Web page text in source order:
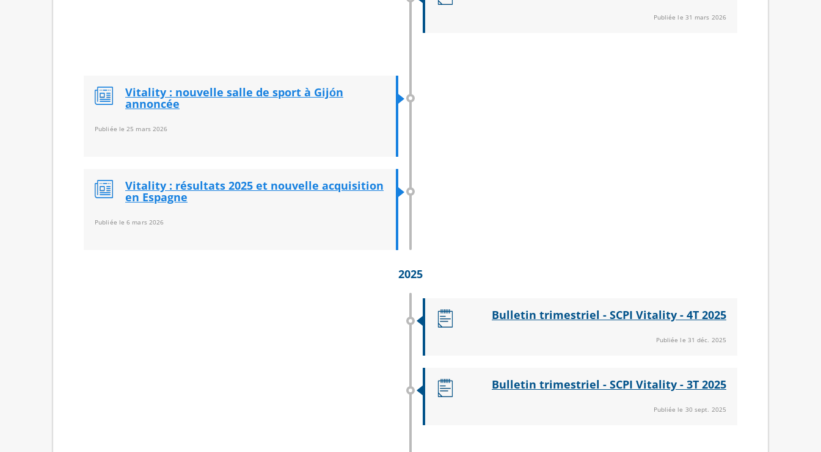
Publiée le 31 mars 2026
Vitality : nouvelle salle de sport à Gijón
annoncée
Publiée le 25 mars 2026
Vitality : résultats 2025 et nouvelle acquisition
en Espagne
Publiée le 6 mars 2026
2025
Bulletin trimestriel - SCPI Vitality - 4T 2025
Publiée le 31 déc. 2025
Bulletin trimestriel - SCPI Vitality - 3T 2025
Publiée le 30 sept. 2025